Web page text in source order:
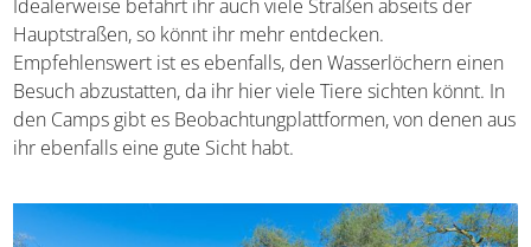
direkt nach der Parkeröffnung beginnt. Am besten kauft
ihr euch in einem der dortigen Shops eineKarte des
Parks, so behaltet ihr den Überblick und findet euch
besser zurecht.
Hauptstraßen, so könnt ihr mehr entdecken.
Empfehlenswert ist es ebenfalls, den Wasserlöchern